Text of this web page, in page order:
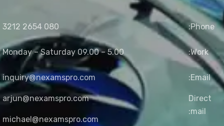
Phone:
080 2654 3212
Work:
Monday – Saturday 09.00 – 5.00
Email:
Direct
mail:
inquiry@nexamspro.com
arjun@nexamspro.com
michael@nexamspro.com